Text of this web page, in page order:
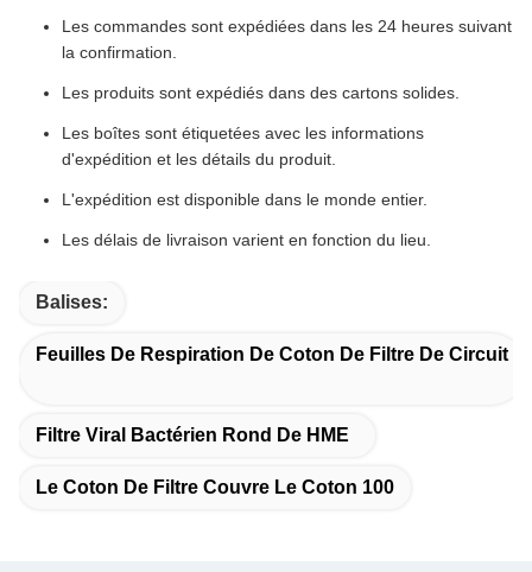
Les commandes sont expédiées dans les 24 heures suivant
la confirmation.
Les produits sont expédiés dans des cartons solides.
Les boîtes sont étiquetées avec les informations
d'expédition et les détails du produit.
L'expédition est disponible dans le monde entier.
Les délais de livraison varient en fonction du lieu.
Balises:
Feuilles De Respiration De Coton De Filtre De Circuit
Filtre Viral Bactérien Rond De HME
Le Coton De Filtre Couvre Le Coton 100